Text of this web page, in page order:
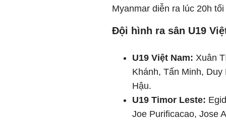
Myanmar diễn ra lúc 20h tối
Đội hình ra sân U19
U19 Việt Nam: Xuân
Khánh, Tấn Minh,
Hậu.
U19 Timor Leste:
Joe Purificacao, Jose